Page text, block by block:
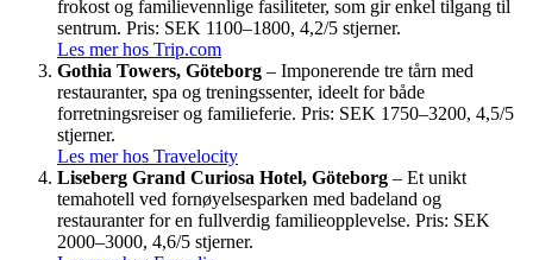
frokost og familievennlige fasiliteter, som gir enkel tilgang til
sentrum. Pris: SEK 1100–1800, 4,2/5 stjerner.
Les mer hos Trip.com
Gothia Towers, Göteborg – Imponerende tre tårn med
restauranter, spa og treningssenter, ideelt for både
forretningsreiser og familieferie. Pris: SEK 1750–3200, 4,5/5
stjerner.
Les mer hos Travelocity
Liseberg Grand Curiosa Hotel, Göteborg – Et unikt
temahotell ved fornøyelsesparken med badeland og
restauranter for en fullverdig familieopplevelse. Pris: SEK
2000–3000, 4,6/5 stjerner.